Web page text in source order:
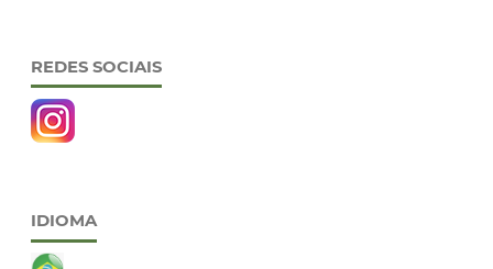
REDES SOCIAIS
IDIOMA